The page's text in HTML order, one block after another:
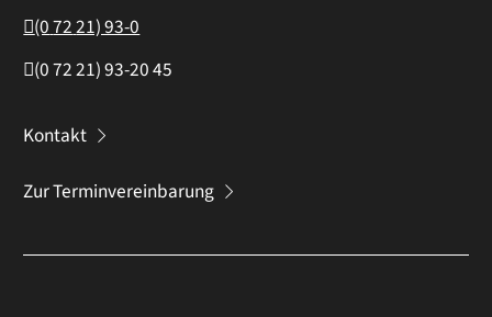
(07221) 93-0
(07221) 93-2045
Kontakt
Zur Terminvereinbarung